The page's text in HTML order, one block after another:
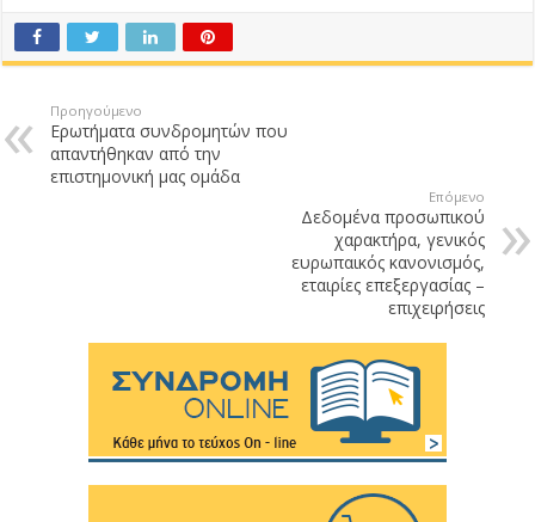
Προηγούμενο
Ερωτήματα συνδρομητών που
απαντήθηκαν από την
επιστημονική μας ομάδα
Επόμενο
Δεδομένα προσωπικού
χαρακτήρα, γενικός
ευρωπαικός κανονισμός,
εταιρίες επεξεργασίας –
επιχειρήσεις